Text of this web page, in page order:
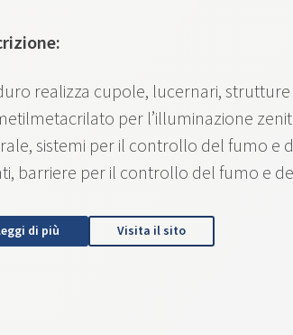
realizza cupole, lucernari,
per l’illuminazione
sistemi per il controllo del fumo e
barriere per il controllo del fumo e
di più Visita il sito